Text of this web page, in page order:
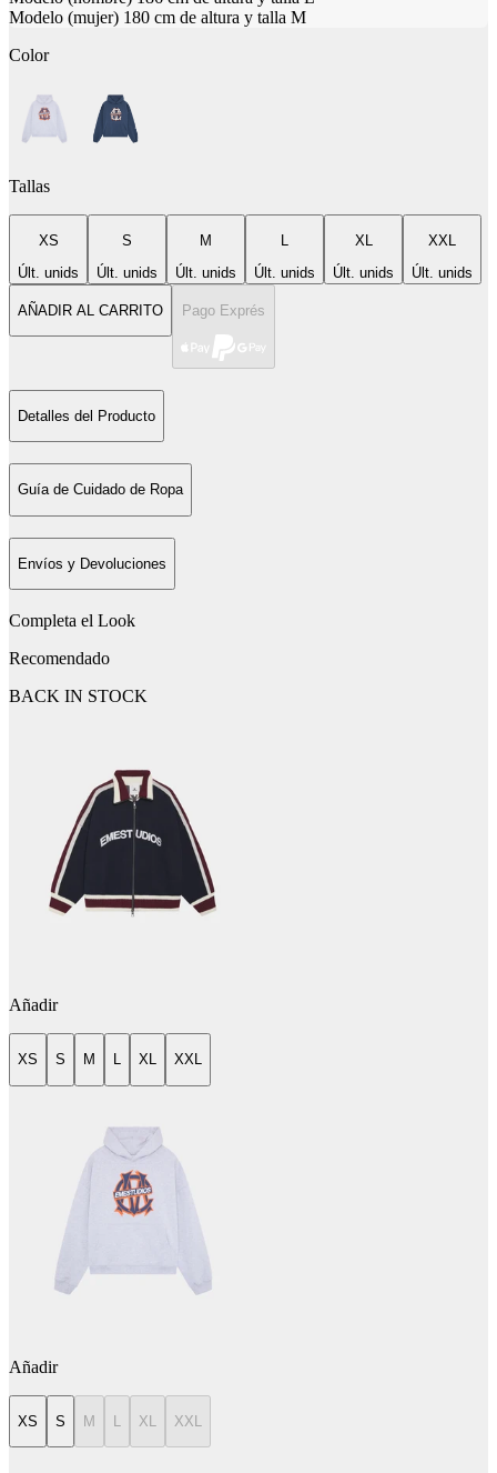
Modelo (mujer) 180 cm de altura y talla M
Color
Tallas
XS
Últ. unids
S
Últ. unids
M
Últ. unids
L
Últ. unids
XL
Últ. unids
XXL
Últ. unids
AÑADIR AL CARRITO Pago Exprés
Detalles del Producto
Guía de Cuidado de Ropa
Envíos y Devoluciones
Completa el Look
Recomendado
BACK IN STOCK
Añadir
XS S M L XL XXL
Añadir
XS S M XL XXL